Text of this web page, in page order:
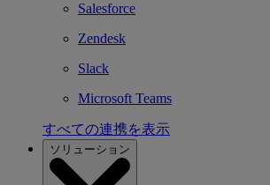
Salesforce
Zendesk
Slack
Microsoft Teams
すべての連携を表示
ソリューション